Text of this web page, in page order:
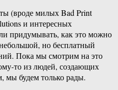
(вроде милых Bad Print
и интересных
придумывать, как это можно
но бесплатный
Пока мы смотрим на это
то из людей, создающих
мы будем только рады.